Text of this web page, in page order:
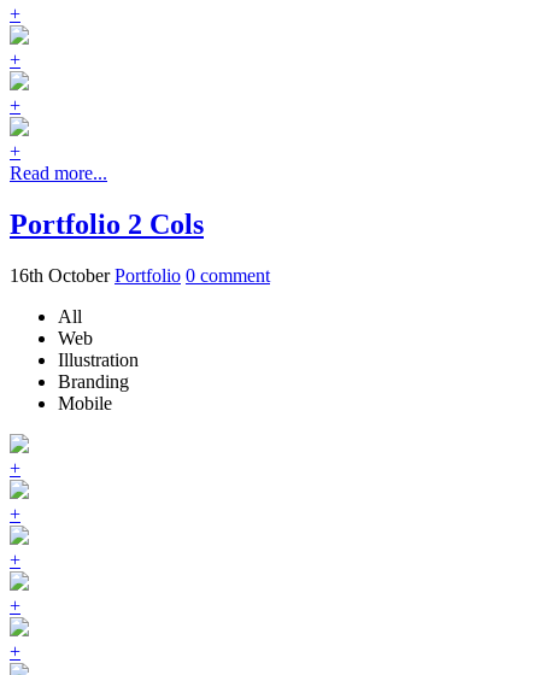
+
+
+
+
Read more...
Portfolio 2 Cols
16th OctoberPortfolio 0 comment
All
Web
Illustration
Branding
Mobile
+
+
+
+
+